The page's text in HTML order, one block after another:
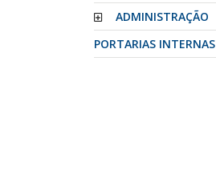
ADMINISTRAÇÃO
PORTARIAS INTERNAS